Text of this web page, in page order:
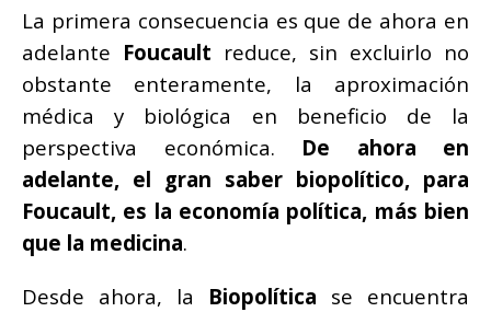
La primera consecuencia es que de ahora en
adelante Foucault reduce, sin excluirlo no
obstante enteramente, la aproximación
médica y biológica en beneficio de la
perspectiva económica. De ahora en
adelante, el gran saber biopolítico, para
Foucault, es la economía política, más bien
que la medicina.
Desde ahora, la Biopolítica se encuentra